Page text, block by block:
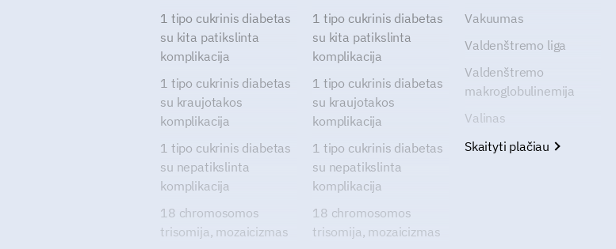
1 tipo cukrinis diabetas
su kita patikslinta
komplikacija
1 tipo cukrinis diabetas
su kraujotakos
komplikacija
1 tipo cukrinis diabetas
su nepatikslinta
komplikacija
18 chromosomos
trisomija, mozaicizmas
1 tipo cukrinis diabetas
su kita patikslinta
komplikacija
1 tipo cukrinis diabetas
su kraujotakos
komplikacija
1 tipo cukrinis diabetas
su nepatikslinta
komplikacija
18 chromosomos
trisomija, mozaicizmas
Vakuumas
Valdenštremo liga
Valdenštremo
makroglobulinemija
Valinas
Skaityti plačiau